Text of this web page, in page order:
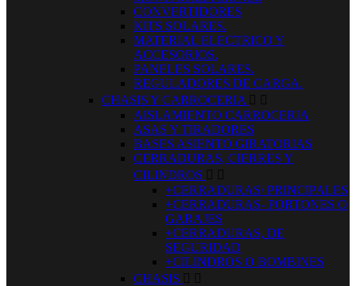
CONVERTIDORES
KITS SOLARES.
MATERIAL ELECTRICO Y
ACCESORIOS.
PANELES SOLARES.
REGULADORES DE CARGA.
CHASIS Y CARROCERIA  
AISLAMIENTO CARROCERIA
ASAS Y TIRADORES
BASES ASIENTO GIRATORIAS
CERRADURAS, CIERRES Y
CILINDROS  
+CERRADURAS/ PRINCIPALES
+CERRADURAS- PORTONES O
GARAJES
+CERRADURAS, DE
SEGURIDAD
+CILINDROS O BOMBINES
CHASIS  